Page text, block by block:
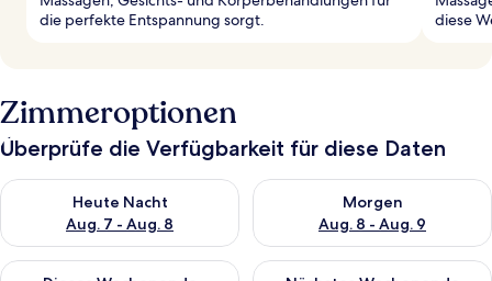
die perfekte Entspannung sorgt.
diese
Zimmeroptionen
Überprüfe die Verfügbarkeit für diese Daten
Heute Nacht
Aug. 7 - Aug. 8
Überprüfe die Verfügbarkeit für heute Nacht, Aug. 7 - Aug. 8.
Morgen
Aug. 8 - Aug. 9
Überprüfe die Verfügbarkeit
Überprüfe die Verfügbarkeit für dieses Wochenende, Aug. 7
Überprüfe die Verfügbarkeit